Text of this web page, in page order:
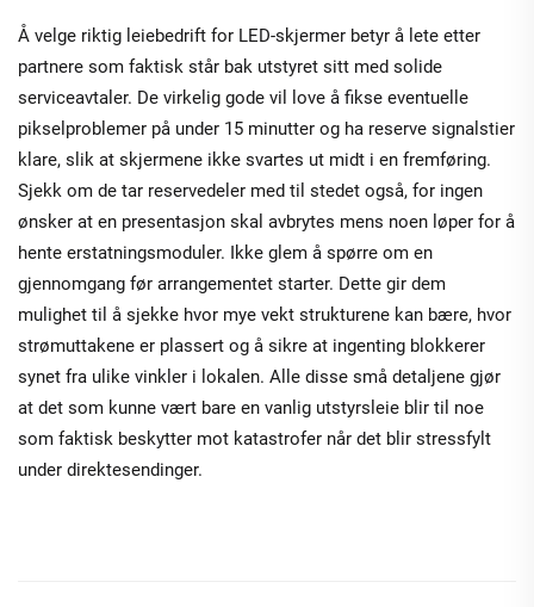
Å velge riktig leiebedrift for LED-skjermer betyr å lete etter
partnere som faktisk står bak utstyret sitt med solide
serviceavtaler. De virkelig gode vil love å fikse eventuelle
pikselproblemer på under 15 minutter og ha reserve signalstier
klare, slik at skjermene ikke svartes ut midt i en fremføring.
Sjekk om de tar reservedeler med til stedet også, for ingen
ønsker at en presentasjon skal avbrytes mens noen løper for å
hente erstatningsmoduler. Ikke glem å spørre om en
gjennomgang før arrangementet starter. Dette gir dem
mulighet til å sjekke hvor mye vekt strukturene kan bære, hvor
strømuttakene er plassert og å sikre at ingenting blokkerer
synet fra ulike vinkler i lokalen. Alle disse små detaljene gjør
at det som kunne vært bare en vanlig utstyrsleie blir til noe
som faktisk beskytter mot katastrofer når det blir stressfylt
under direktesendinger.